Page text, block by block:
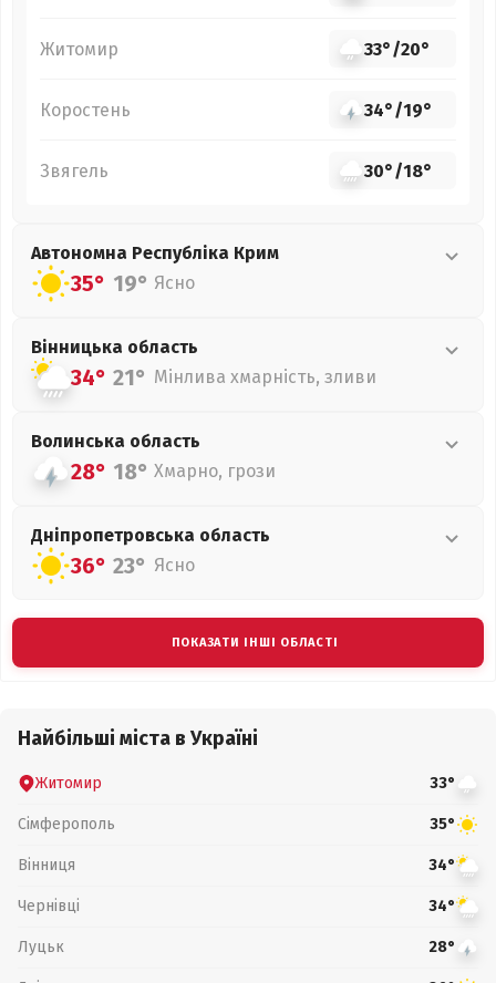
Житомир 33°/20°
Коростень 34°/19°
Звягель 30°/18°
Автономна Республіка Крим
35° 19° Ясно
Вінницька область
34° 21° Мінлива хмарність, зливи
Волинська область
28° 18° Хмарно, грози
Дніпропетровська область
36° 23° Ясно
ПОКАЗАТИ ІНШІ ОБЛАСТІ
Найбільші міста в Україні
Житомир 33°
Сімферополь 35°
Вінниця 34°
Чернівці 34°
Луцьк 28°